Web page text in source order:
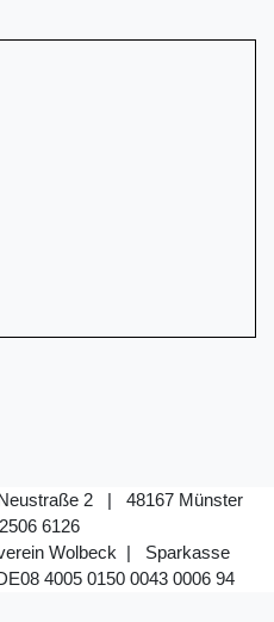
2 | 48167 Münster
6126
Wolbeck | Sparkasse
4005 0150 0043 0006 94